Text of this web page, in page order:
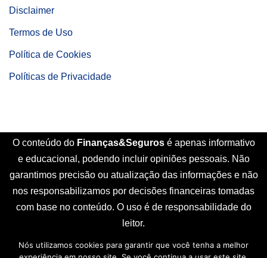
Disclaimer
Termos de Uso
Política de Cookies
Políticas de Privacidade
O conteúdo do Finanças&Seguros é apenas informativo
e educacional, podendo incluir opiniões pessoais. Não
garantimos precisão ou atualização das informações e não
nos responsabilizamos por decisões financeiras tomadas
com base no conteúdo. O uso é de responsabilidade do
leitor.
Início Sobre Nós Contato
Disclaimer
Nós utilizamos cookies para garantir que você tenha a melhor